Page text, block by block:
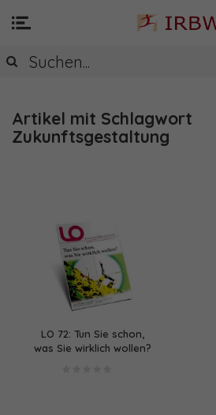
Artikel mit Schlagwort
Zukunftsgestaltung
LO 72: Tun Sie schon,
was Sie wirklich wollen?